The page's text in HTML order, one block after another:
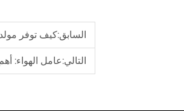
السابق:كيف توفر
التالي:عامل الهواء: